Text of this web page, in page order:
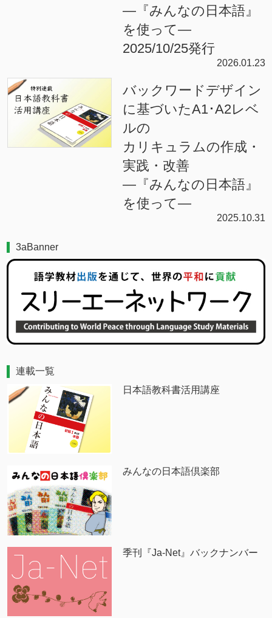
―『みんなの日本語』
を使って―
2025/10/25発行
2026.01.23
バックワードデザイン
に基づいたA1･A2レベ
ルの
カリキュラムの作成・
実践・改善
―『みんなの日本語』
を使って―
2025.10.31
3aBanner
連載一覧
日本語教科書活用講座
みんなの日本語倶楽部
季刊『Ja-Net』バックナンバー